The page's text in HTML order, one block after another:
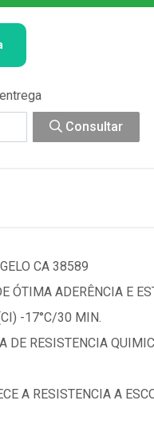
Consultar
CA 38589
ÓTIMA ADERÊNCIA E
-17°C/30 MIN.
DE RESISTENCIA
A RESISTENCIA A